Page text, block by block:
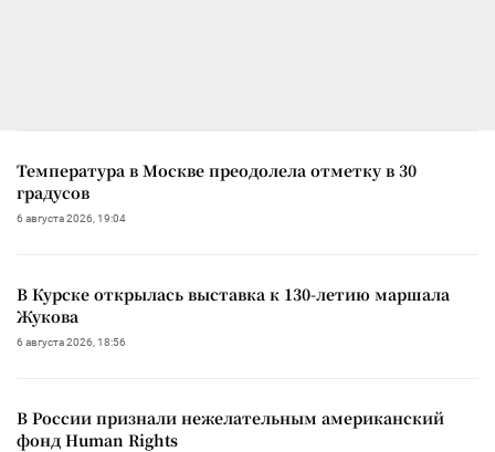
Температура в Москве преодолела отметку в 30
градусов
6 августа 2026, 19:04
В Курске открылась выставка к 130-летию маршала
Жукова
6 августа 2026, 18:56
В России признали нежелательным американский
фонд Human Rights